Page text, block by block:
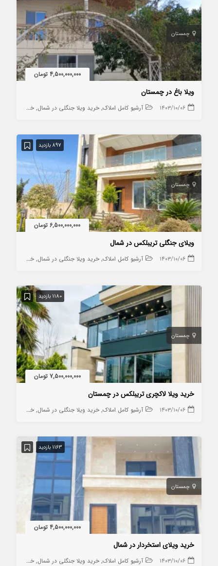
چمستان
4,500,000,000 تومان
ویلا باغ در چمستان
۱۴۰۳/۱۰/۰۶ آرشیو کامل املاک خرید ویلا جنگلی در شمال خرید ویلا در چمستان
897 بازدید
چمستان
6,500,000,000 تومان
ویلای جنگلی تریبلکس در شمال
۱۴۰۳/۱۰/۰۶ آرشیو کامل املاک خرید ویلا جنگلی در شمال خرید ویلا در چمستان
1180 بازدید
چمستان
7,500,000,000 تومان
خرید ویلا لاکچری تریبلکس در چمستان
۱۴۰۳/۱۰/۰۶ آرشیو کامل املاک خرید ویلا جنگلی در شمال خرید ویلا روستایی در شمال
1163 بازدید
چمستان
4,500,000,000 تومان
خرید ویلای استخردار در شمال
۱۴۰۳/۱۰/۰۶ آرشیو کامل املاک خرید ویلا جنگلی در شمال خرید ویلا روستایی در شمال